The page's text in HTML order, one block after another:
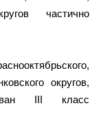
частично
округов,
III класс